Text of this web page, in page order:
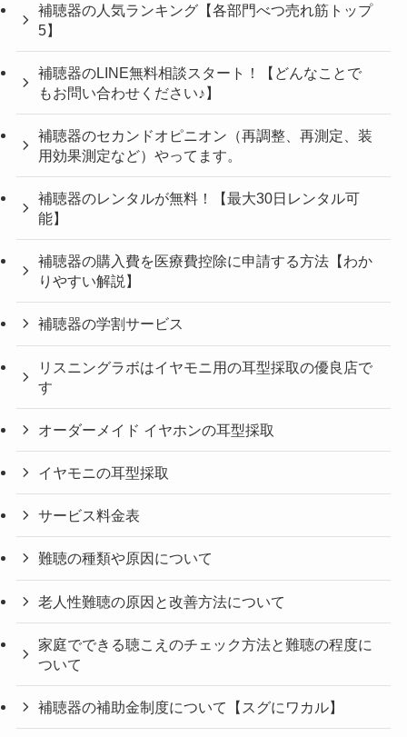
補聴器の人気ランキング【各部門べつ売れ筋トップ
5】
補聴器のLINE無料相談スタート！【どんなことで
もお問い合わせください♪】
補聴器のセカンドオピニオン（再調整、再測定、装
用効果測定など）やってます。
補聴器のレンタルが無料！【最大30日レンタル可
能】
補聴器の購入費を医療費控除に申請する方法【わか
りやすい解説】
補聴器の学割サービス
リスニングラボはイヤモニ用の耳型採取の優良店で
す
オーダーメイド イヤホンの耳型採取
イヤモニの耳型採取
サービス料金表
難聴の種類や原因について
老人性難聴の原因と改善方法について
家庭でできる聴こえのチェック方法と難聴の程度に
ついて
補聴器の補助金制度について【スグにワカル】